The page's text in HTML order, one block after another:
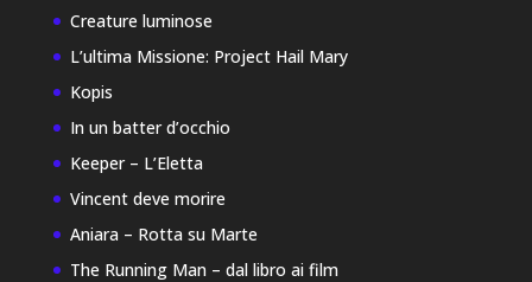
Creature luminose
L’ultima Missione: Project Hail Mary
Kopis
In un batter d’occhio
Keeper – L’Eletta
Vincent deve morire
Aniara – Rotta su Marte
The Running Man – dal libro ai film